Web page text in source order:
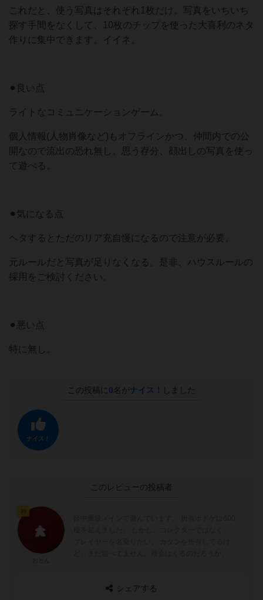
これだと、使う写真はそれぞれ1枚だけ。写真をいちいち
探す手間をなくして、10枚のチップを使った大喜利のネタ
作りに集中できます。イイネ。
⚫︎良い点
ライトなコミュニケーションゲーム。
個人情報(人物肖像など)もオフラインかつ、仲間内での公
開なので流出の恐れ無し。思う存分、顔出しの写真を使っ
て遊べる。
⚫︎気になる点
ヘタするとただのリア充自慢になるので注意が必要。
元ルールだと写真が足りなくなる。是非、ハウスルールの
採用をご検討ください。
⚫︎悪い点
特に無し。
この投稿に 0名がナイス！ しました
ナイス！
このレビューの投稿者
シェアする